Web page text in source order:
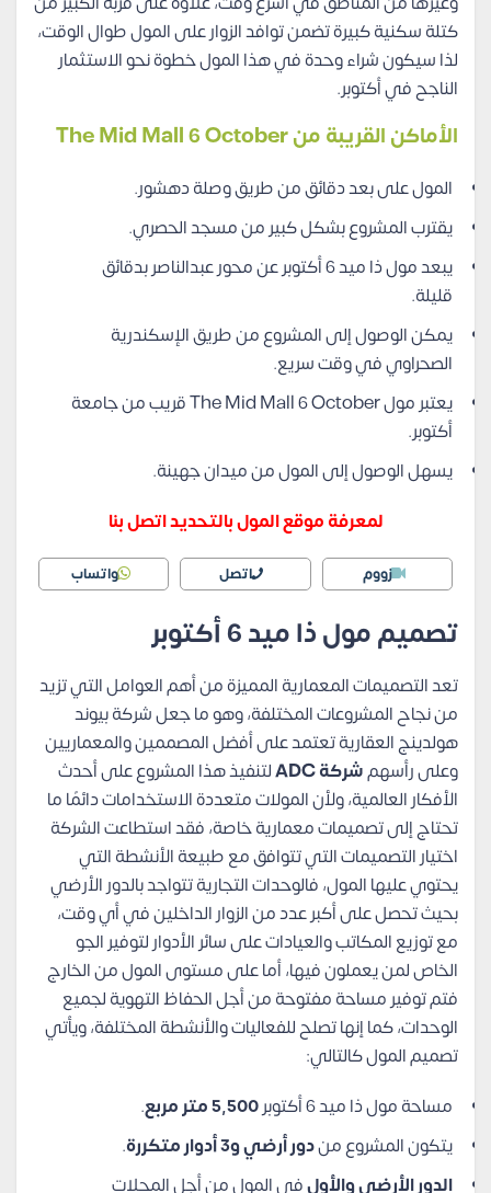
كتلة سكنية كبيرة تضمن توافد الزوار على المول طوال الوقت،
لذا سيكون شراء وحدة في هذا المول خطوة نحو الاستثمار
الناجح في أكتوبر.
الأماكن القريبة من The Mid Mall 6 October
المول على بعد دقائق من طريق وصلة دهشور.
يقترب المشروع بشكل كبير من مسجد الحصري.
يبعد مول ذا ميد 6 أكتوبر عن محور عبدالناصر بدقائق
قليلة.
يمكن الوصول إلى المشروع من طريق الإسكندرية
الصحراوي في وقت سريع.
يعتبر مول The Mid Mall 6 October قريب من جامعة
أكتوبر.
يسهل الوصول إلى المول من ميدان جهينة.
لمعرفة موقع المول بالتحديد اتصل بنا
زووم اتصل واتساب
تصميم مول ذا ميد 6 أكتوبر
تعد التصميمات المعمارية المميزة من أهم العوامل التي تزيد
من نجاح المشروعات المختلفة، وهو ما جعل شركة بيوند
هولدينج العقارية تعتمد على أفضل المصممين والمعماريين
وعلى رأسهمشركة ADC
لتنفيذ هذا المشروع على أحدث
الأفكار العالمية، ولأن المولات متعددة الاستخدامات دائمًا ما
تحتاج إلى تصميمات معمارية خاصة، فقد استطاعت الشركة
اختيار التصميمات التي تتوافق مع طبيعة الأنشطة التي
يحتوي عليها المول، فالوحدات التجارية تتواجد بالدور الأرضي
بحيث تحصل على أكبر عدد من الزوار الداخلين في أي وقت،
مع توزيع المكاتب والعيادات على سائر الأدوار لتوفير الجو
الخاص لمن يعملون فيها، أما على مستوى المول من الخارج
فتم توفير مساحة مفتوحة من أجل الحفاظ التهوية لجميع
الوحدات، كما إنها تصلح للفعاليات والأنشطة المختلفة، ويأتي
تصميم المول كالتالي:
مساحة مول ذا ميد 6 أكتوبر
5,500 متر مربع
.
يتكون المشروع مندور أرضي و3 أدوار متكررة
.
الدور الأرضي والأولفي المول من أجل المحلات